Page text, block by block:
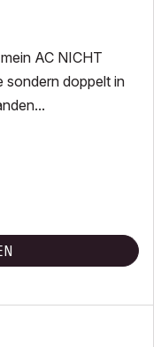
AC NICHT
sondern doppelt in